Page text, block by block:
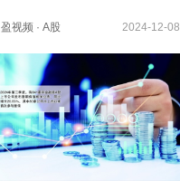
盈视频· A股 2024-12-08